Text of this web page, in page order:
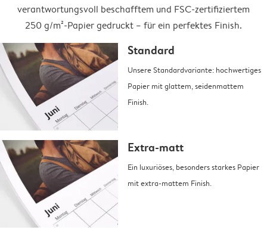
verantwortungsvoll beschafftem und FSC-zertifiziertem
250 g/m²-Papier gedruckt – für ein perfektes Finish.
Standard
Unsere Standardvariante: hochwertiges
Papier mit glattem, seidenmattem
Finish.
Extra-matt
Ein luxuriöses, besonders starkes Papier
mit extra-mattem Finish.